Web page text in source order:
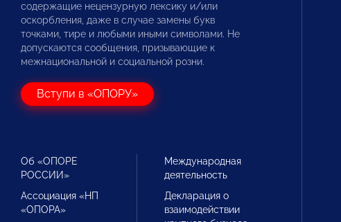
содержащие нецензурную лексику и/или
оскорбления, даже в случае замены букв
точками, тире и любыми иными символами. Не
допускаются сообщения, призывающие к
межнациональной и социальной розни.
Вступи в «ОПОРУ»
Об «ОПОРЕ
РОССИИ»
Ассоциация «НП
«ОПОРА»
Международная
деятельность
Декларация о
взаимодействии